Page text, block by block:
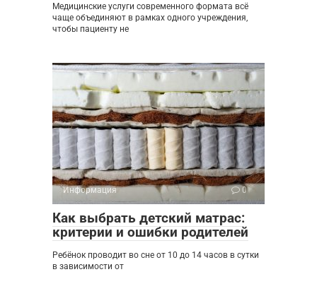
Медицинские услуги современного формата всё
чаще объединяют в рамках одного учреждения,
чтобы пациенту не
Информация 0
Как выбрать детский матрас:
критерии и ошибки родителей
Ребёнок проводит во сне от 10 до 14 часов в сутки
в зависимости от